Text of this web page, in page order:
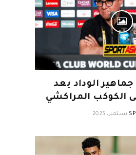
الوداد بعد
الكوكب المراكشي